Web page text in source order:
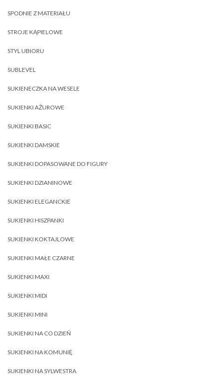
SPODNIE Z MATERIAŁU
STROJE KĄPIELOWE
STYL UBIORU
SUBLEVEL
SUKIENECZKA NA WESELE
SUKIENKI AŻUROWE
SUKIENKI BASIC
SUKIENKI DAMSKIE
SUKIENKI DOPASOWANE DO FIGURY
SUKIENKI DZIANINOWE
SUKIENKI ELEGANCKIE
SUKIENKI HISZPANKI
SUKIENKI KOKTAJLOWE
SUKIENKI MAŁE CZARNE
SUKIENKI MAXI
SUKIENKI MIDI
SUKIENKI MINI
SUKIENKI NA CO DZIEŃ
SUKIENKI NA KOMUNIĘ
SUKIENKI NA SYLWESTRA